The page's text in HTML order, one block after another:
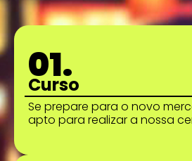
01.
Curso
Se prepare para o novo
apto para realizar a nossa